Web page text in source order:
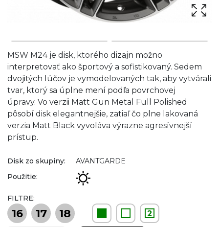
MSW M24 je disk, ktorého dizajn možno
interpretovať ako športový a sofistikovaný. Sedem
dvojitých lúčov je vymodelovaných tak, aby vytvárali
tvar, ktorý sa úplne mení podľa povrchovej
úpravy. Vo verzii Matt Gun Metal Full Polished
pôsobí disk elegantnejšie, zatiaľ čo plne lakovaná
verzia Matt Black vyvoláva výrazne agresívnejší
prístup.
Disk zo skupiny:
AVANTGARDE
Použitie:
FILTRE:
16 17 18 2